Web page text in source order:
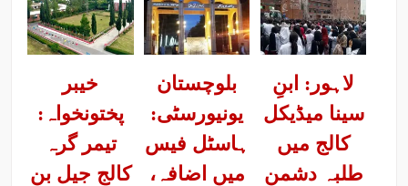
خیبر
پختونخواہ:
تیمر گرہ
کالج جیل بن
بلوچستان
یونیورسٹی:
ہاسٹل فیس
میں اضافہ،
لاہور: ابنِ
سینا میڈیکل
کالج میں
طلبہ دشمن